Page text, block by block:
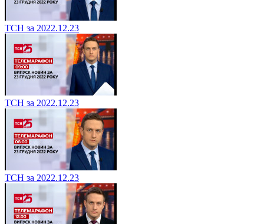
ТСН за 2022.12.23
ТСН за 2022.12.23
ТСН за 2022.12.23